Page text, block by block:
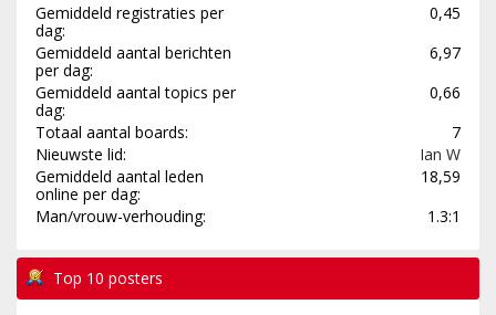
Gemiddeld registraties per
dag:
0,45
Gemiddeld aantal berichten
per dag:
6,97
Gemiddeld aantal topics per
dag:
0,66
Totaal aantal boards:
7
Nieuwste lid:
Ian W
Gemiddeld aantal leden
online per dag:
18,59
Man/vrouw-verhouding:
1.3:1
Top 10 posters